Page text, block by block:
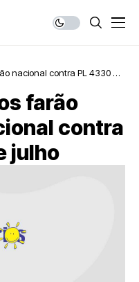
nacional contra PL 4330 dia
farão
contra
julho